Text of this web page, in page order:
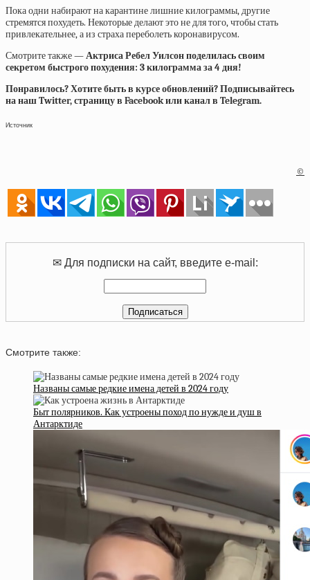
Пока одни набирают на карантине лишние килограммы, другие
стремятся похудеть. Некоторые делают это не для того, чтобы стать
привлекательнее, а из страха переболеть коронавирусом.
Смотрите также —Актриса Ребел Уилсон поделилась своим
секретом быстрого похудения: 3 килограмма за 4 дня!
Понравилось? Хотите быть в курсе обновлений? Подписывайтесь
на наш Twitter, страницу в Facebook или канал в Telegram.
Источник
©
✉ Для подписки на сайт, введите e-mail:
Смотрите также:
Названы самые редкие имена детей в 2024 году
Быт полярников. Как устроены поход по нужде и душ в
Антарктиде